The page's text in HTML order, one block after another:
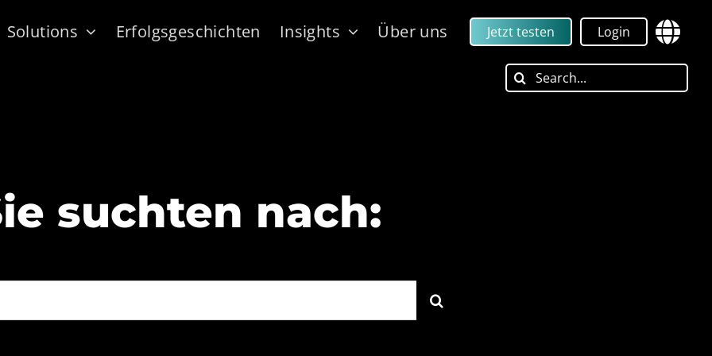
Solutions Erfolgsgeschichten Insights Über uns Jetzt testen Login
Search
for:
suchten nach: